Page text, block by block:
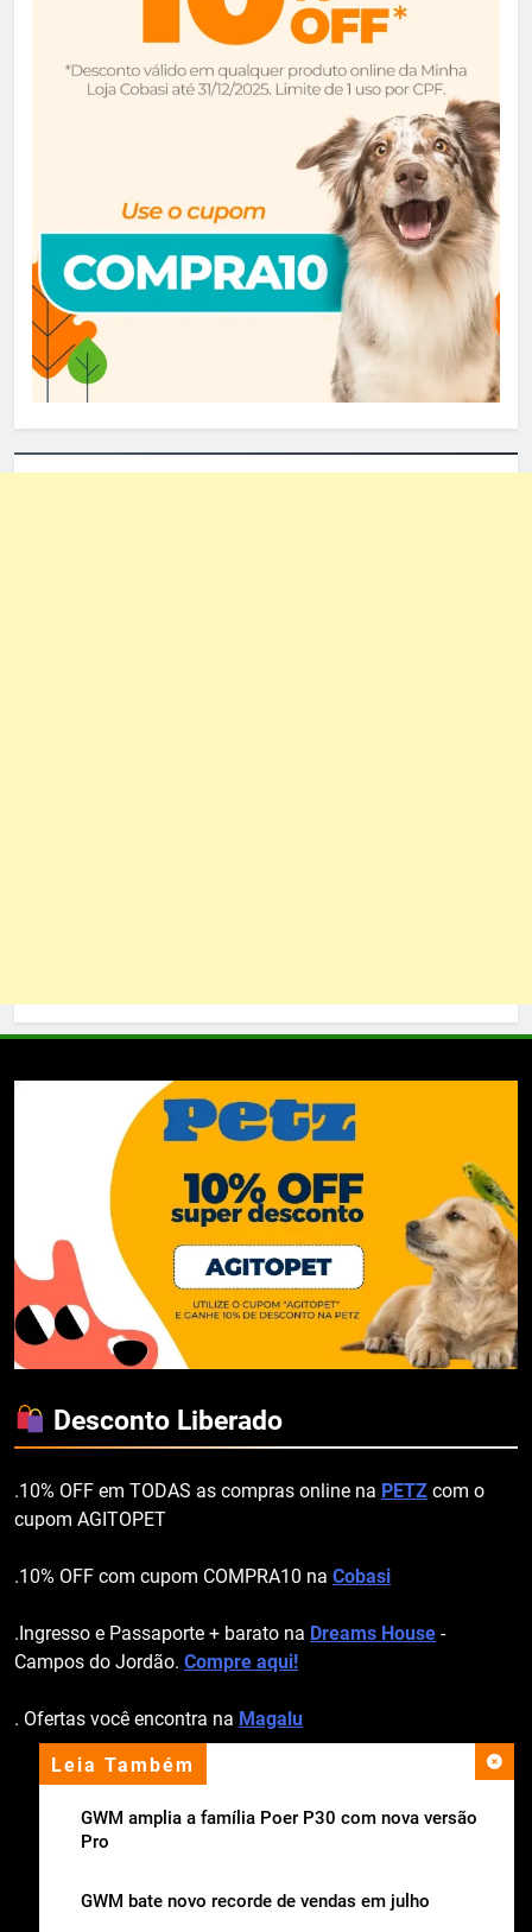
Leia Também
GWM amplia a família Poer P30 com nova versão
Pro
GWM bate novo recorde de vendas em julho
Desconto Liberado
.10% OFF em TODAS as compras online na PETZ com o
cupom AGITOPET
.10% OFF com cupom COMPRA10 na Cobasi
.Ingresso e Passaporte + barato na Dreams House -
Campos do Jordão. Compre aqui!
. Ofertas você encontra na Magalu
apoio institucional